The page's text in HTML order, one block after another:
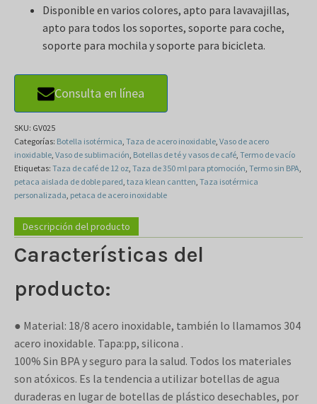
Disponible en varios colores, apto para lavavajillas,
apto para todos los soportes, soporte para coche,
soporte para mochila y soporte para bicicleta.
Consulta en línea
SKU: GV025
Categorías: Botella isotérmica Taza de acero inoxidable Vaso de acero
inoxidable Vaso de sublimación Botellas de té y vasos de café Termo de vacío
Etiquetas: Taza de café de 12 oz Taza de 350 ml para ptomoción Termo sin BPA
petaca aislada de doble pared taza klean cantten Taza isotérmica
personalizada petaca de acero inoxidable
Descripción del producto
Características del
producto:
● Material: 18/8 acero inoxidable, también lo llamamos 304
acero inoxidable. Tapa:pp, silicona .
100% Sin BPA y seguro para la salud. Todos los materiales
son atóxicos. Es la tendencia a utilizar botellas de agua
duraderas en lugar de botellas de plástico desechables, por